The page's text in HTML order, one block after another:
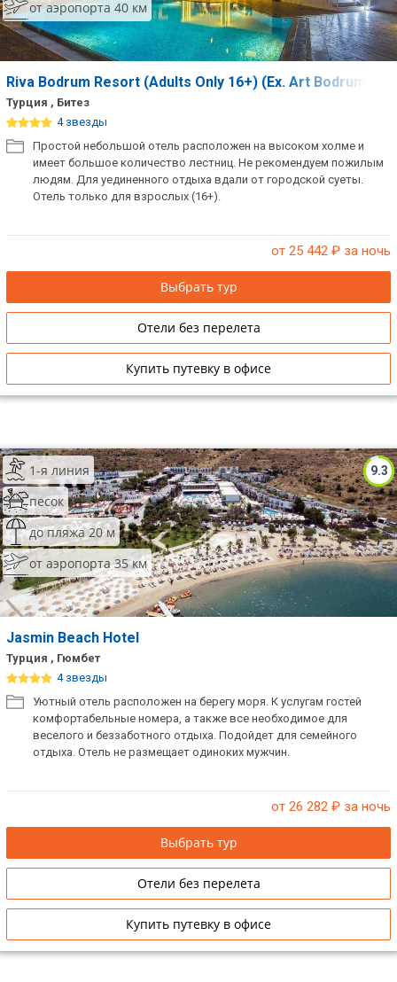
от аэропорта 40 км
Riva Bodrum Resort (Adults Only 16+) (Ex. Art Bodrum
Турция , Битез
4 звезды
Простой небольшой отель расположен на высоком холме и
имеет большое количество лестниц. Не рекомендуем пожилым
людям. Для уединенного отдыха вдали от городской суеты.
Отель только для взрослых (16+).
от 25 442 ₽ за ночь
Выбрать тур
Отели без перелета
Купить путевку в офисе
9.3
1-я линия
песок
до пляжа 20 м
от аэропорта 35 км
Jasmin Beach Hotel
Турция , Гюмбет
4 звезды
Уютный отель расположен на берегу моря. К услугам гостей
комфортабельные номера, а также все необходимое для
веселого и беззаботного отдыха. Подойдет для семейного
отдыха. Отель не размещает одиноких мужчин.
от 26 282 ₽ за ночь
Выбрать тур
Отели без перелета
Купить путевку в офисе